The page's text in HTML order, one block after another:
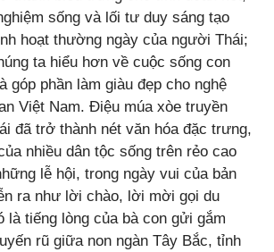
sống và lối tư duy sáng tạo
hoạt thường ngày của người Thái;
ta hiểu hơn về cuộc sống con
góp phần làm giàu đẹp cho nghệ
Việt Nam. Điệu múa xòe truyền
đã trở thành nét văn hóa đặc trưng,
nhiều dân tộc sống trên rẻo cao
lễ hội, trong ngày vui của bản
ra như lời chào, lời mời gọi du
là tiếng lòng của bà con gửi gắm
rũ giữa non ngàn Tây Bắc, tỉnh